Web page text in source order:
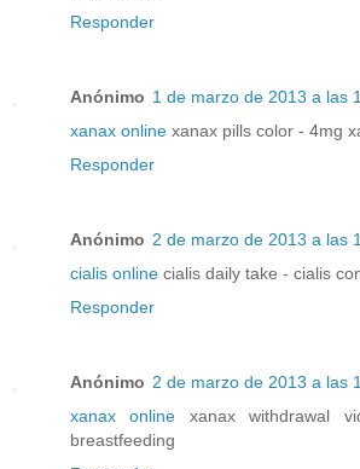
Responder
Anónimo 1 de marzo de 2013 a las
xanax online xanax pills color - 4mg
Responder
Anónimo 2 de marzo de 2013 a las
cialis online cialis daily take - cialis
Responder
Anónimo 2 de marzo de 2013 a las
xanax online xanax withdrawal
breastfeeding